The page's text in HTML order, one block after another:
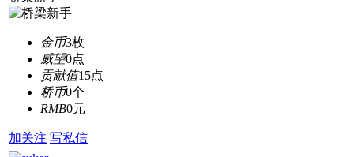
金币3枚
威望0点
贡献值15点
桥币0个
RMB0元
加关注 写私信